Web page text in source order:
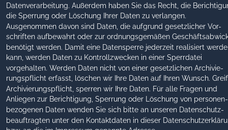
Datenverarbeitung. Außerdem haben Sie das Recht, die
die Sperrung oder Löschung Ihrer Daten zu verlangen.
Ausgenommen davon sind Daten, die aufgrund gesetzlicher Vor-
schriften aufbewahrt oder zur ordnungsgemäßen
benötigt werden. Damit eine Datensperre jederzeit realisiert
kann, werden Daten zu Kontrollzwecken in einer Sperrdatei
vorgehalten. Werden Daten nicht von einer gesetzlichen Archivie-
rungspflicht erfasst, löschen wir Ihre Daten auf Ihren Wunsch.
Archivierungspflicht, sperren wir Ihre Daten. Für alle Fragen und
Anliegen zur Berichtigung, Sperrung oder Löschung von personen-
bezogenen Daten wenden Sie sich bitte an unseren Datenschutz-
beauftragten unter den Kontaktdaten in dieser